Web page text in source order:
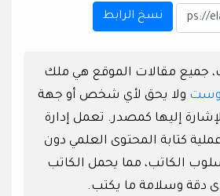
نسخ الرابط
جميع مقالات الموقع هي ملك
بوست ولا يحق لأي شخص أو جهة
إليها كمصدر. تعمل إدارة
كتابة المحتوى العلمي دون
الكاتب، مما يحمل الكاتب
دقة وسلامة ما يكتب.